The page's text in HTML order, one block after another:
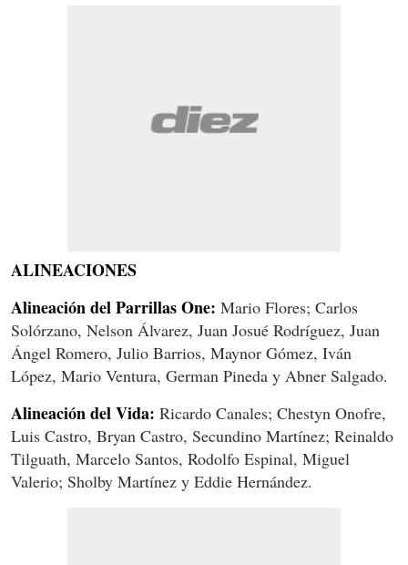
ALINEACIONES
Alineación del Parrillas One: Mario Flores; Carlos
Solórzano, Nelson Álvarez, Juan Josué Rodríguez, Juan
Ángel Romero, Julio Barrios, Maynor Gómez, Iván
López, Mario Ventura, German Pineda y Abner Salgado.
Alineación del Vida: Ricardo Canales; Chestyn Onofre,
Luis Castro, Bryan Castro, Secundino Martínez; Reinaldo
Tilguath, Marcelo Santos, Rodolfo Espinal, Miguel
Valerio; Sholby Martínez y Eddie Hernández.